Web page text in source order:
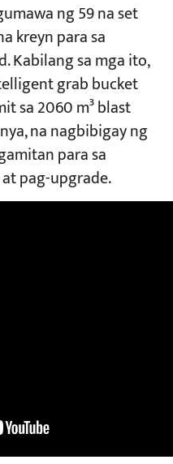
ng 59 na set
kreyn para sa
Kabilang sa mga ito,
grab bucket
sa 2060 m³ blast
na nagbibigay ng
para sa
pag-upgrade.